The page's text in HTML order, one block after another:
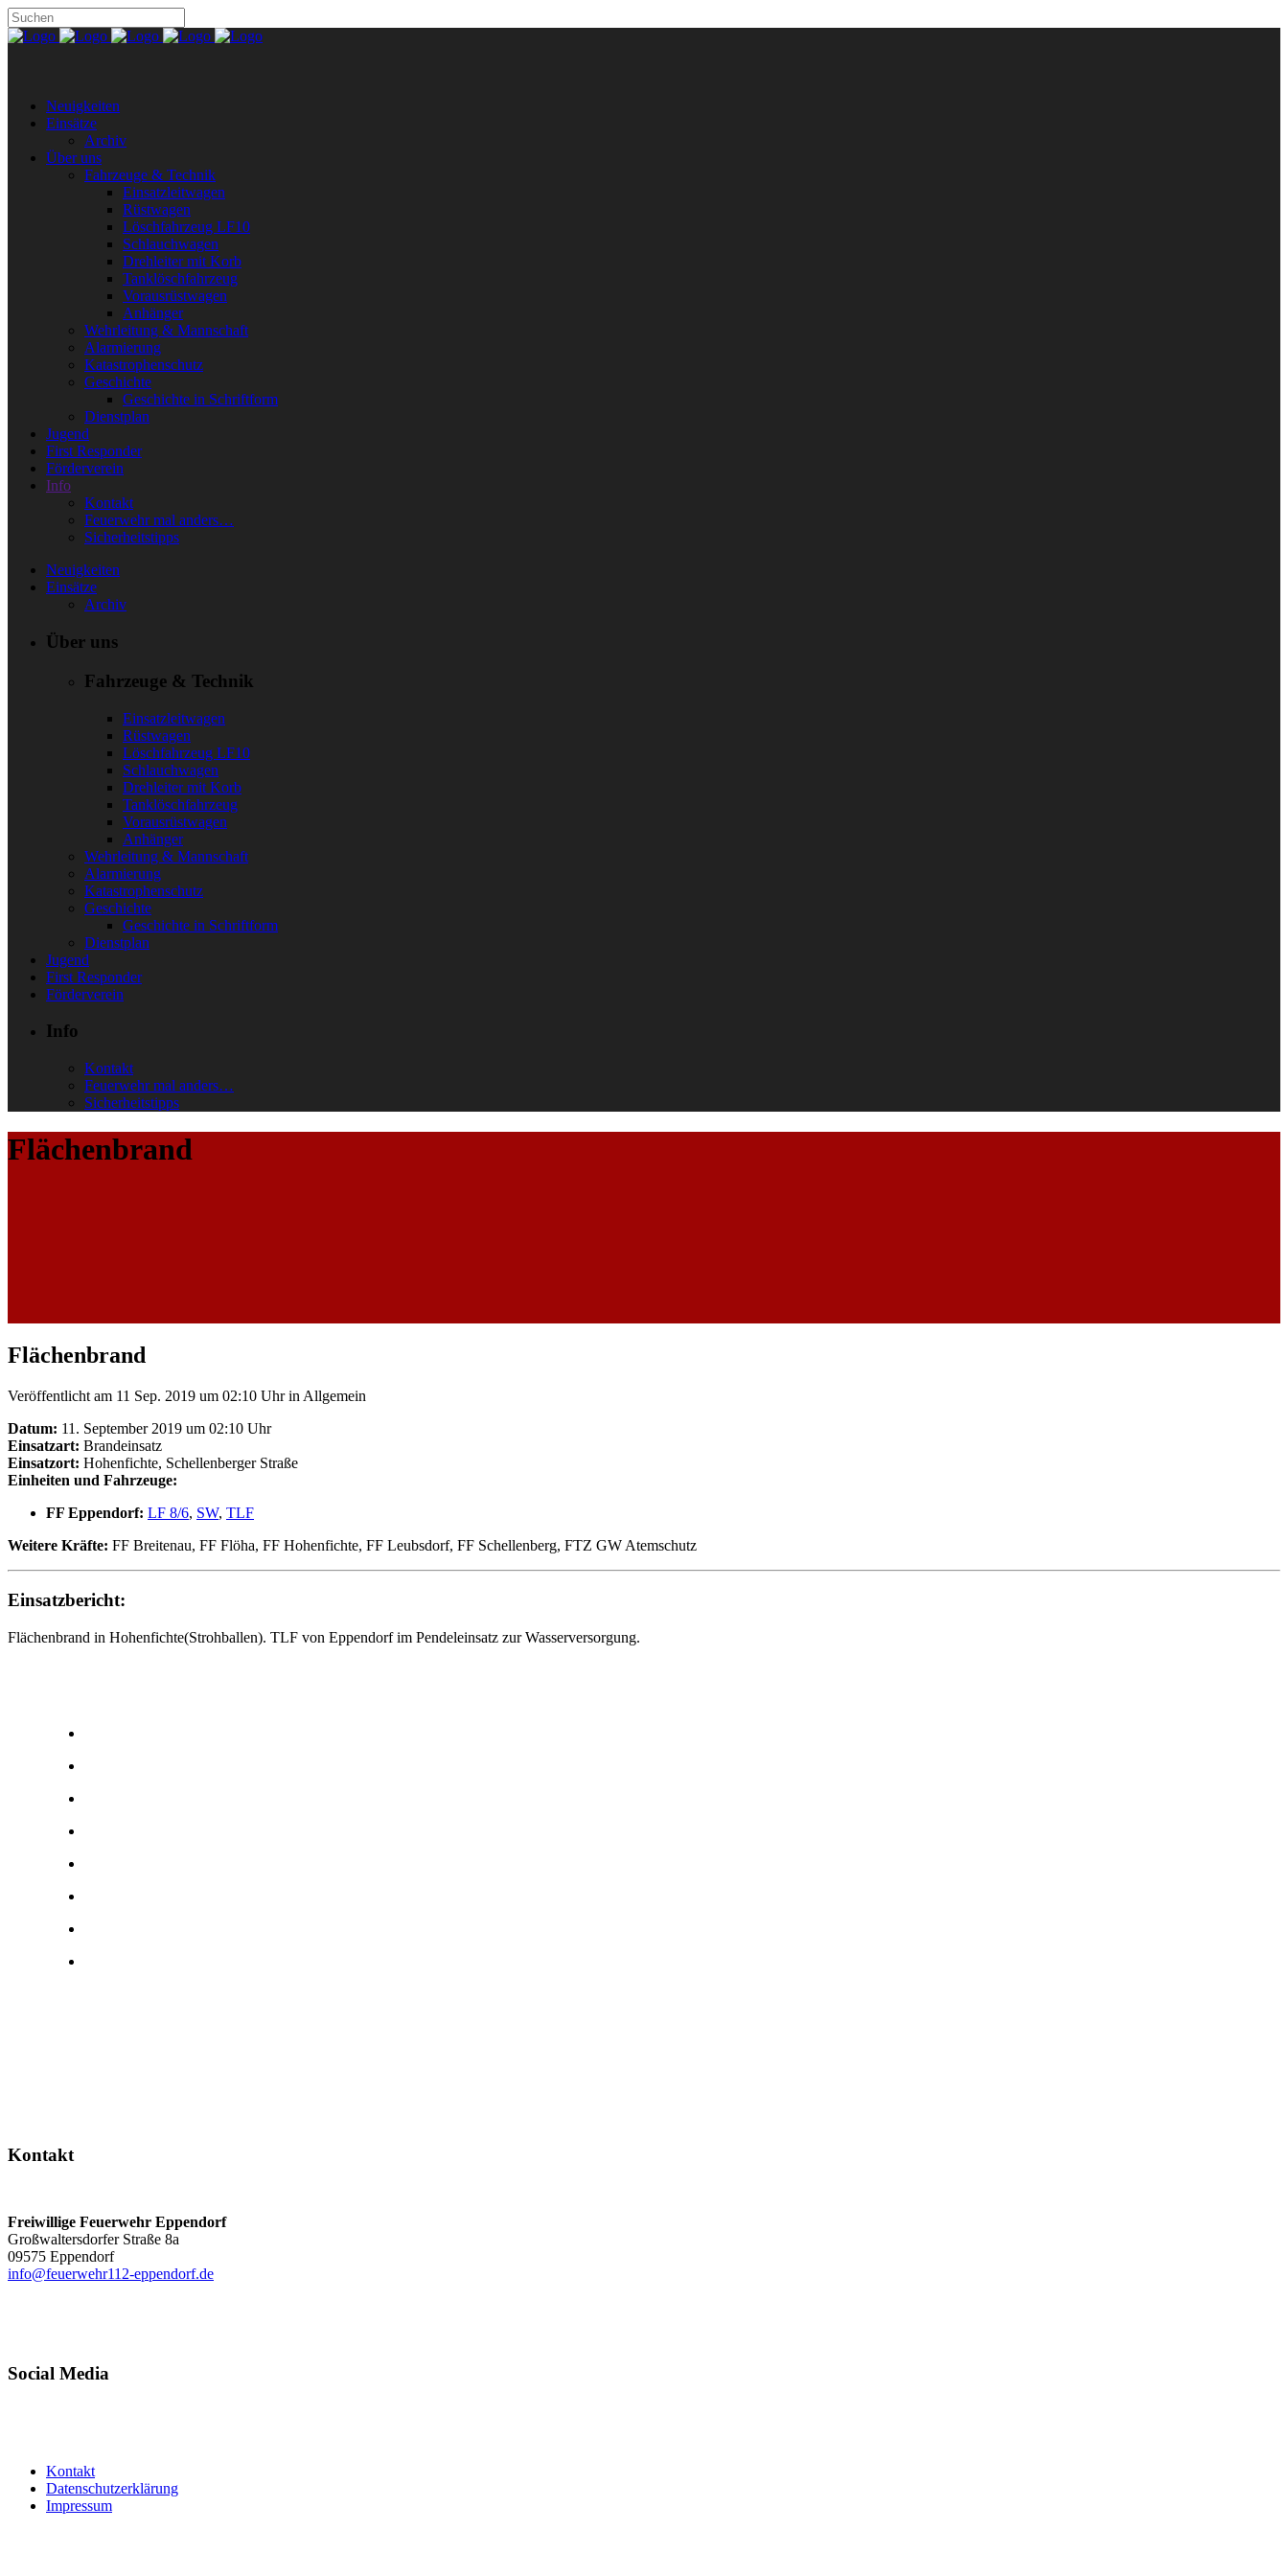
Neuigkeiten
Einsätze
Archiv
Über uns
Fahrzeuge & Technik
Einsatzleitwagen
Rüstwagen
Löschfahrzeug LF10
Schlauchwagen
Drehleiter mit Korb
Tanklöschfahrzeug
Vorausrüstwagen
Anhänger
Wehrleitung & Mannschaft
Alarmierung
Katastrophenschutz
Geschichte
Geschichte in Schriftform
Dienstplan
Jugend
First Responder
Förderverein
Info
Kontakt
Feuerwehr mal anders…
Sicherheitstipps
Neuigkeiten
Einsätze
Archiv
Über uns
Fahrzeuge & Technik
Einsatzleitwagen
Rüstwagen
Löschfahrzeug LF10
Schlauchwagen
Drehleiter mit Korb
Tanklöschfahrzeug
Vorausrüstwagen
Anhänger
Wehrleitung & Mannschaft
Alarmierung
Katastrophenschutz
Geschichte
Geschichte in Schriftform
Dienstplan
Jugend
First Responder
Förderverein
Info
Kontakt
Feuerwehr mal anders…
Sicherheitstipps
Flächenbrand
Flächenbrand
Veröffentlicht am 11 Sep. 2019 um 02:10 Uhrin Allgemein
Datum: 11. September 2019 um 02:10 Uhr
Einsatzart: Brandeinsatz
Einsatzort: Hohenfichte, Schellenberger Straße
Einheiten und Fahrzeuge:
FF Eppendorf: LF 8/6, SW, TLF
Weitere Kräfte: FF Breitenau, FF Flöha, FF Hohenfichte, FF Leubsdorf, FF Schellenberg, FTZ GW Atemschutz
Einsatzbericht:
Flächenbrand in Hohenfichte(Strohballen). TLF von Eppendorf im Pendeleinsatz zur Wasserversorgung.
Kontakt
Freiwillige Feuerwehr Eppendorf
Großwaltersdorfer Straße 8a
09575 Eppendorf
info@feuerwehr112-eppendorf.de
Social Media
Kontakt
Datenschutzerklärung
Impressum